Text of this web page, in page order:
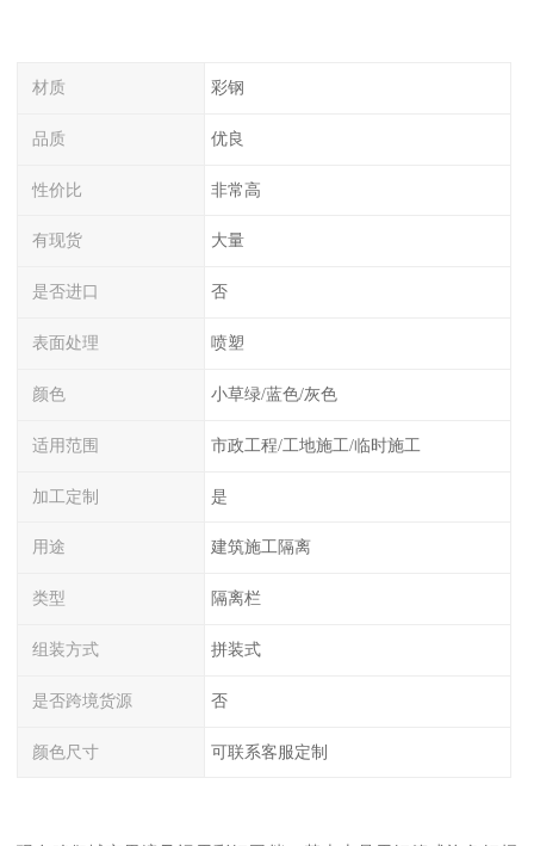
材质 彩钢
品质 优良
性价比 非常高
有现货 大量
是否进口 否
表面处理 喷塑
颜色 小草绿/蓝色/灰色
适用范围 市政工程/工地施工/临时施工
加工定制 是
用途 建筑施工隔离
类型 隔离栏
组装方式 拼装式
是否跨境货源 否
颜色尺寸 可联系客服定制